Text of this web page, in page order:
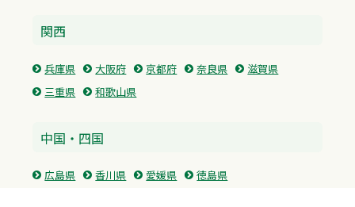
関西
兵庫県 大阪府 京都府 奈良県
滋賀県
三重県
和歌山県
中国・四国
広島県 香川県 愛媛県 徳島県